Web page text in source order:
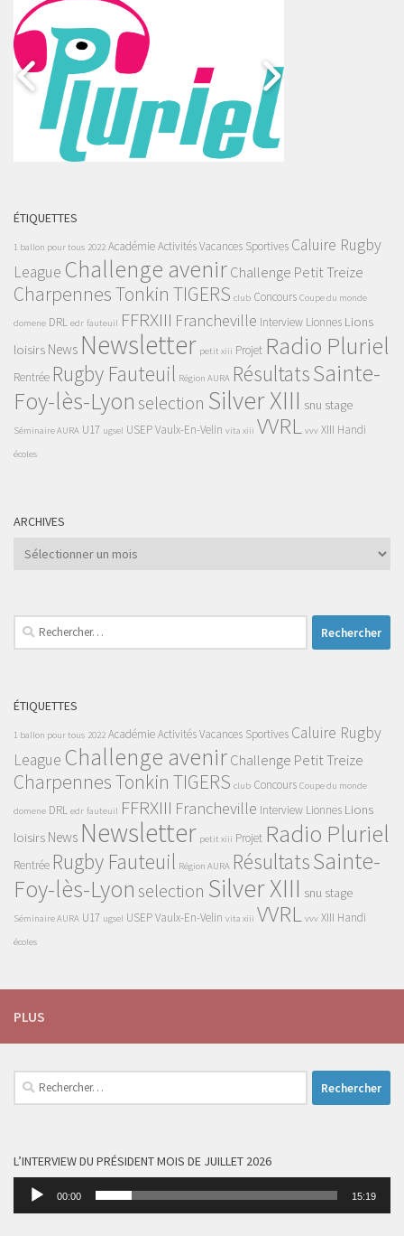
ÉTIQUETTES
1 ballon pour tous 2022 AcadémieActivités Vacances Sportives Caluire Rugby
League Challenge avenirChallenge Petit Treize
Charpennes Tonkin TIGERS club Concours Coupe du monde
domene DRL edr fauteuil FFRXIII Francheville Interview Lionnes Lions
loisirs News Newsletter petit xiii Projet Radio Pluriel
Rentrée Rugby Fauteuil Région AURA RésultatsSainte-
Foy-lès-Lyon selection Silver XIII snu stage
Séminaire AURA U17 ugsel USEPVaulx-En-Velin vita xiii VVRL vvv XIII Handi
écoles
ARCHIVES
Archives
Rechercher :
ÉTIQUETTES
1 ballon pour tous 2022 AcadémieActivités Vacances Sportives Caluire Rugby
League Challenge avenirChallenge Petit Treize
Charpennes Tonkin TIGERS club Concours Coupe du monde
domene DRL edr fauteuil FFRXIII Francheville Interview Lionnes Lions
loisirs News Newsletter petit xiii Projet Radio Pluriel
Rentrée Rugby Fauteuil Région AURA RésultatsSainte-
Foy-lès-Lyon selection Silver XIII snu stage
Séminaire AURA U17 ugsel USEPVaulx-En-Velin vita xiii VVRL vvv XIII Handi
écoles
PLUS
Rechercher :
L’INTERVIEW DU PRÉSIDENT MOIS DE JUILLET 2026
Lecteur
00:00 15:19